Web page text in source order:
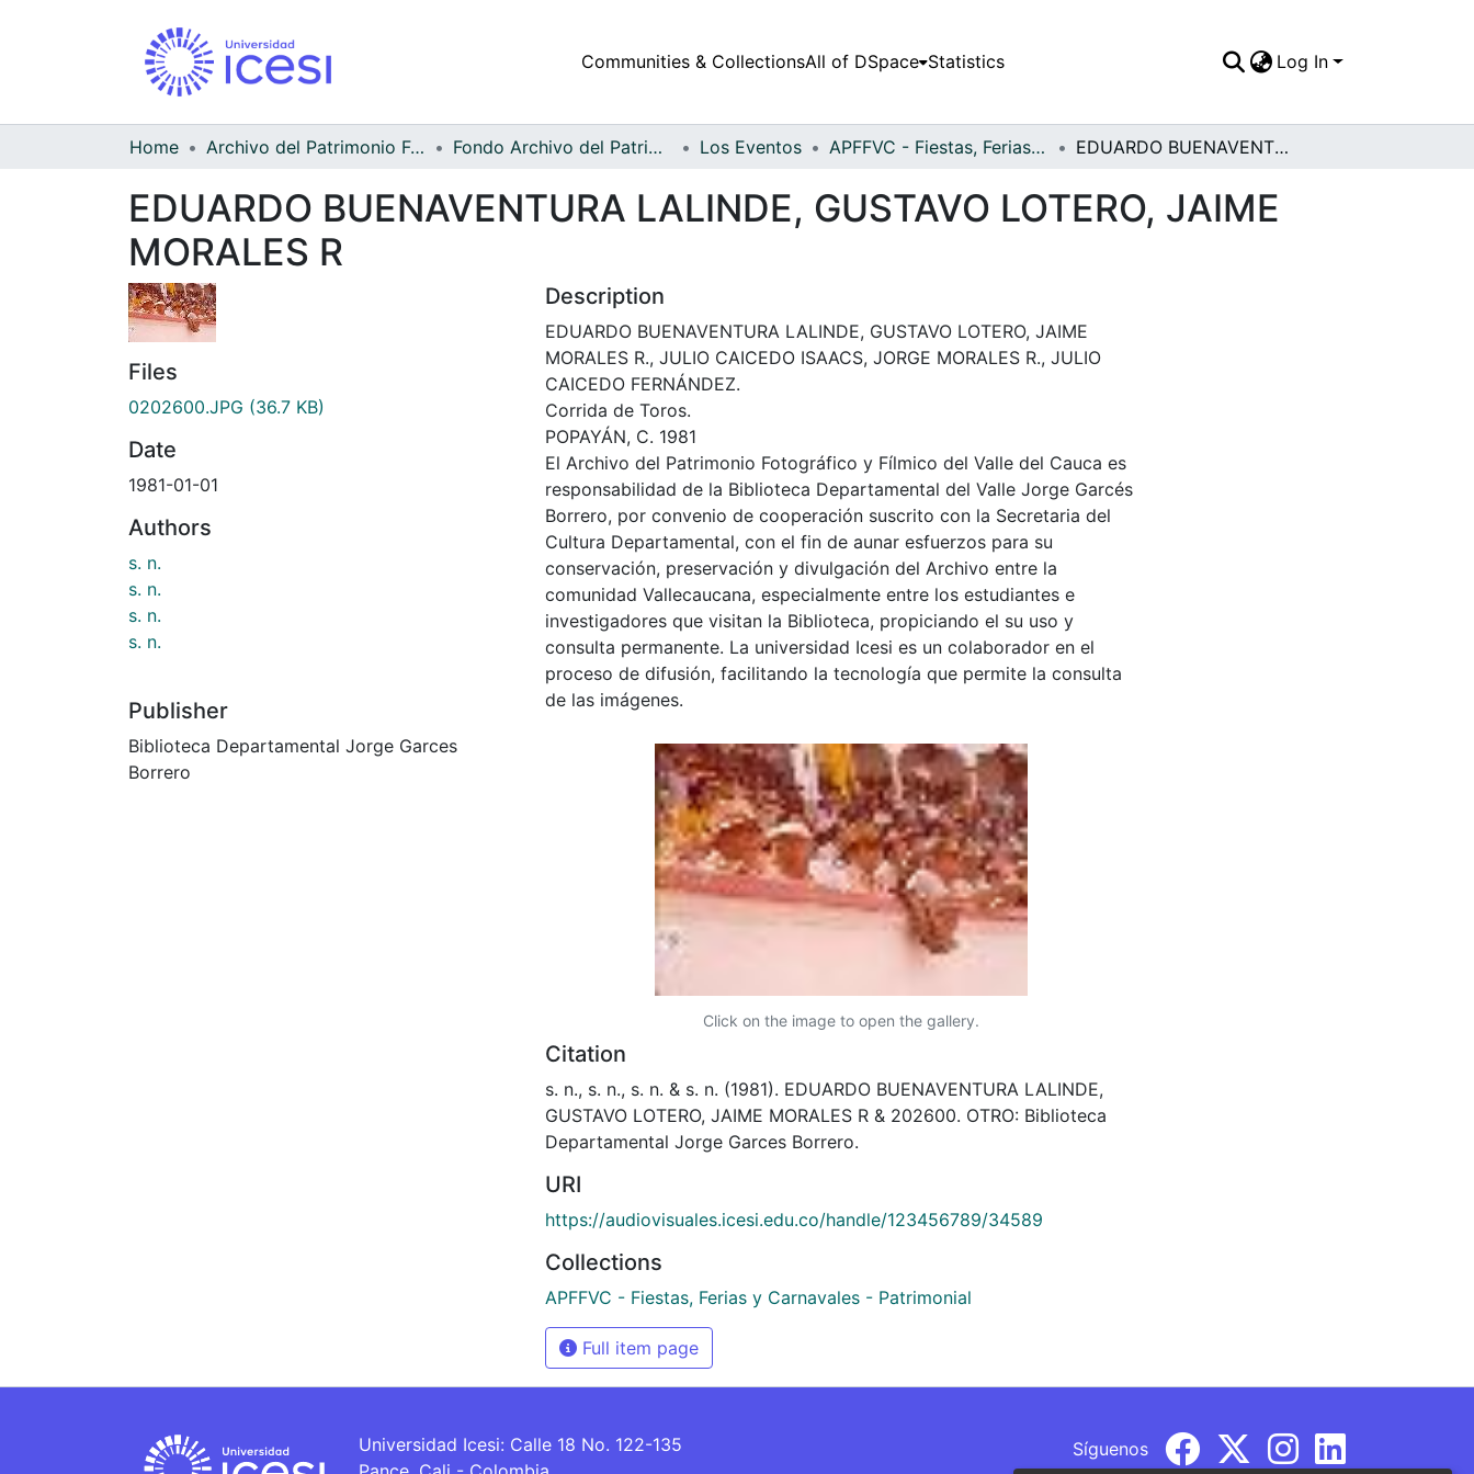
Communities & CollectionsAll of DSpace Statistics Log In
Home Archivo del Patrimonio Fotográfico y Fílmico del Valle del Cauca Fondo Archivo del Patrimonio Fotográfico y Fílmico del Valle del Cauca Los Eventos APFFVC - Fiestas, Ferias y Carnavales - Patrimonial EDUARDO BUENAVENTURA LALINDE, GUSTAVO LOTERO, JAIME MORALES R
EDUARDO BUENAVENTURA LALINDE, GUSTAVO LOTERO, JAIME
MORALES R
Files
0202600.JPG (36.7 KB)
Date
1981-01-01
Authors
s. n.
s. n.
s. n.
s. n.
Publisher
Biblioteca Departamental Jorge Garces
Borrero
Description
EDUARDO BUENAVENTURA LALINDE, GUSTAVO LOTERO, JAIME
MORALES R., JULIO CAICEDO ISAACS, JORGE MORALES R., JULIO
CAICEDO FERNÁNDEZ.
Corrida de Toros.
POPAYÁN, C. 1981
El Archivo del Patrimonio Fotográfico y Fílmico del Valle del Cauca es
responsabilidad de la Biblioteca Departamental del Valle Jorge Garcés
Borrero, por convenio de cooperación suscrito con la Secretaria del
Cultura Departamental, con el fin de aunar esfuerzos para su
conservación, preservación y divulgación del Archivo entre la
comunidad Vallecaucana, especialmente entre los estudiantes e
investigadores que visitan la Biblioteca, propiciando el su uso y
consulta permanente. La universidad Icesi es un colaborador en el
proceso de difusión, facilitando la tecnología que permite la consulta
de las imágenes.
Click on the image to open the gallery.
Citation
s. n., s. n., s. n. & s. n. (1981). EDUARDO BUENAVENTURA LALINDE,
GUSTAVO LOTERO, JAIME MORALES R & 202600. OTRO: Biblioteca
Departamental Jorge Garces Borrero.
URI
https://audiovisuales.icesi.edu.co/handle/123456789/34589
Collections
APFFVC - Fiestas, Ferias y Carnavales - Patrimonial
Full item page
Universidad Icesi: Calle 18 No. 122-135
Síguenos